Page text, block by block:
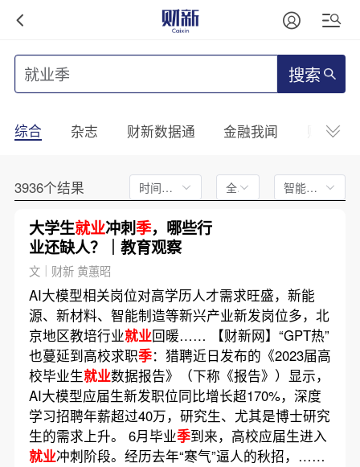
搜索
综合 杂志 财新数据通 金融我闻 财新
3936个结果 时间不限 全文 智能排序
大学生就业冲刺季，哪些行
业还缺人？｜教育观察
文｜财新 黄蕙昭
AI大模型相关岗位对高学历人才需求旺盛，新能
源、新材料、智能制造等新兴产业新发岗位多，北
京地区教培行业就业回暖…… 【财新网】“GPT热”
也蔓延到高校求职季：猎聘近日发布的《2023届高
校毕业生就业数据报告》（下称《报告》）显示，
AI大模型应届生新发职位同比增长超170%，深度
学习招聘年薪超过40万，研究生、尤其是博士研究
生的需求上升。 6月毕业季到来，高校应届生进入
就业冲刺阶段。经历去年“寒气”逼人的秋招，……